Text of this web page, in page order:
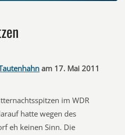
am 17. Mai 2011
im WDR
hatte wegen des
eh keinen Sinn. Die